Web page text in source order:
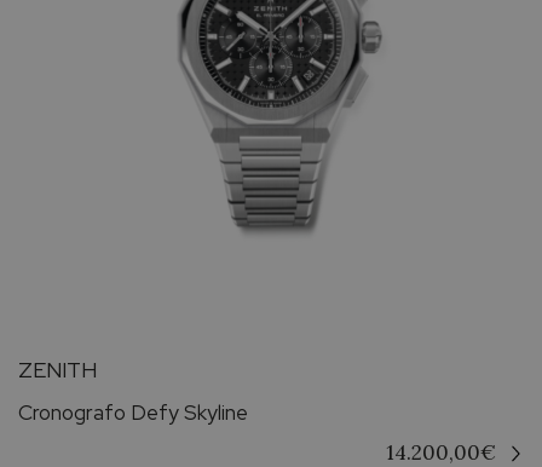
ZENITH
Cronografo Defy Skyline
14.200,00€